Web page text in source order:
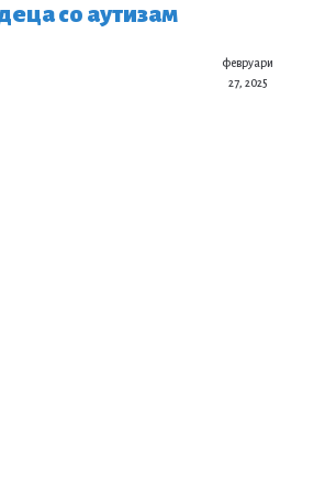
со аутизам
февруари
27, 2025